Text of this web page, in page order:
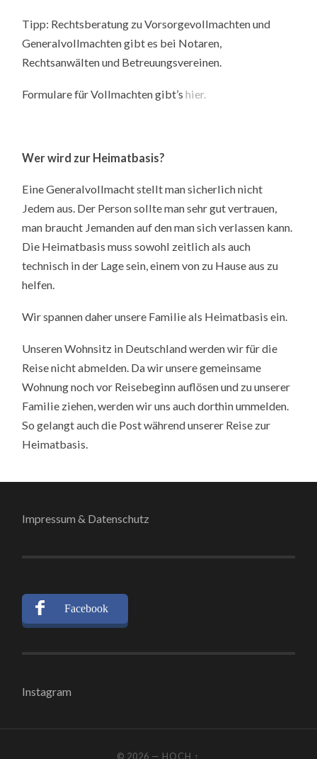
Tipp: Rechtsberatung zu Vorsorgevollmachten und
Generalvollmachten gibt es bei Notaren,
Rechtsanwälten und Betreuungsvereinen.
Formulare für Vollmachten gibt’shier.
Wer wird zur Heimatbasis?
Eine Generalvollmacht stellt man sicherlich nicht
Jedem aus. Der Person sollte man sehr gut vertrauen,
man braucht Jemanden auf den man sich verlassen kann.
Die Heimatbasis muss sowohl zeitlich als auch
technisch in der Lage sein, einem von zu Hause aus zu
helfen.
Wir spannen daher unsere Familie als Heimatbasis ein.
Unseren Wohnsitz in Deutschland werden wir für die
Reise nicht abmelden. Da wir unsere gemeinsame
Wohnung noch vor Reisebeginn auflösen und zu unserer
Familie ziehen, werden wir uns auch dorthin ummelden.
So gelangt auch die Post während unserer Reise zur
Heimatbasis.
Impressum & Datenschutz
Facebook
Instagram
© 2026 — HOCH ↑